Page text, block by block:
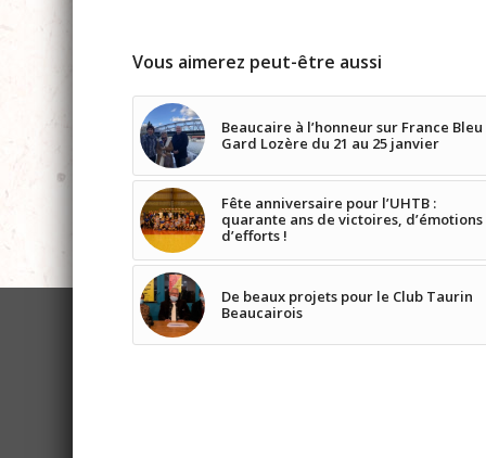
Vous aimerez peut-être aussi
Beaucaire à l’honneur sur France Bleu
Gard Lozère du 21 au 25 janvier
Fête anniversaire pour l’UHTB :
quarante ans de victoires,
d’efforts !
De beaux projets pour le Club Taurin
Beaucairois